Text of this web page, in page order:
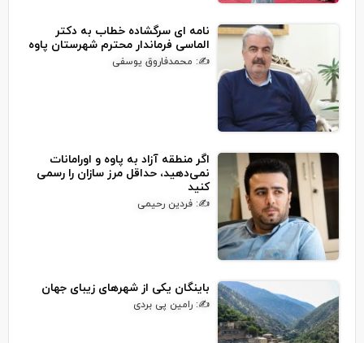
نامه ای سرگشاده خطاب به دکتر
الماسی فرماندار محترم شهرستان پاوه
✍: محمدفاروق یوسفی
اگر منطقه آزاد به پاوه و اورامانات
نمی‌دهید، حداقل مرز سازان را رسمی
کنید
✍: فردین رحیمی
باینگان یکی از شهرهای زیبای جهان
✍: رامین پی بردی